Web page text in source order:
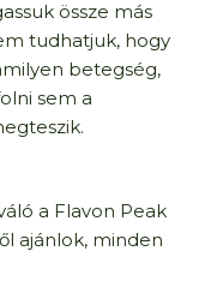
össze más
tudhatjuk, hogy
betegség,
sem a
a Flavon Peak
ajánlok, minden